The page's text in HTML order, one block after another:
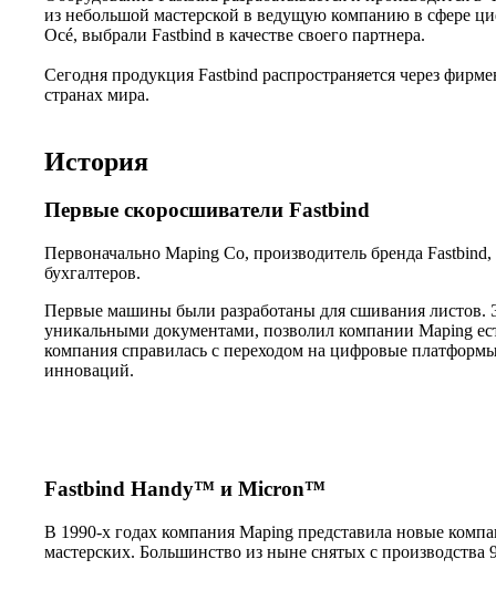
из небольшой мастерской в ведущую компанию в сфере
Océ, выбрали Fastbind в качестве своего партнера.
Сегодня продукция Fastbind распространяется через
странах мира.
История
Первые скоросшиватели Fastbind
Первоначально Maping Co, производитель бренда
бухгалтеров.
Первые машины были разработаны для сшивания
уникальными документами, позволил компании Maping
компания справилась с переходом на цифровые
инноваций.
Fastbind Handy™ и Micron™
В 1990-х годах компания Maping представила новые
мастерских. Большинство из ныне снятых с